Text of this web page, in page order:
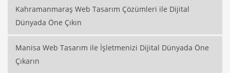
Kahramanmaraş Web Tasarım Çözümleri ile Dijital
Dünyada Öne Çıkın
Manisa Web Tasarım ile İşletmenizi Dijital Dünyada Öne
Çıkarın